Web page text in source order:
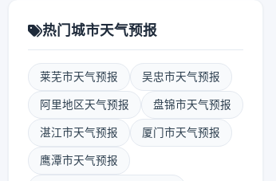
热门城市天气预报
莱芜市天气预报 吴忠市天气预报
阿里地区天气预报 盘锦市天气预报
湛江市天气预报 厦门市天气预报
鹰潭市天气预报